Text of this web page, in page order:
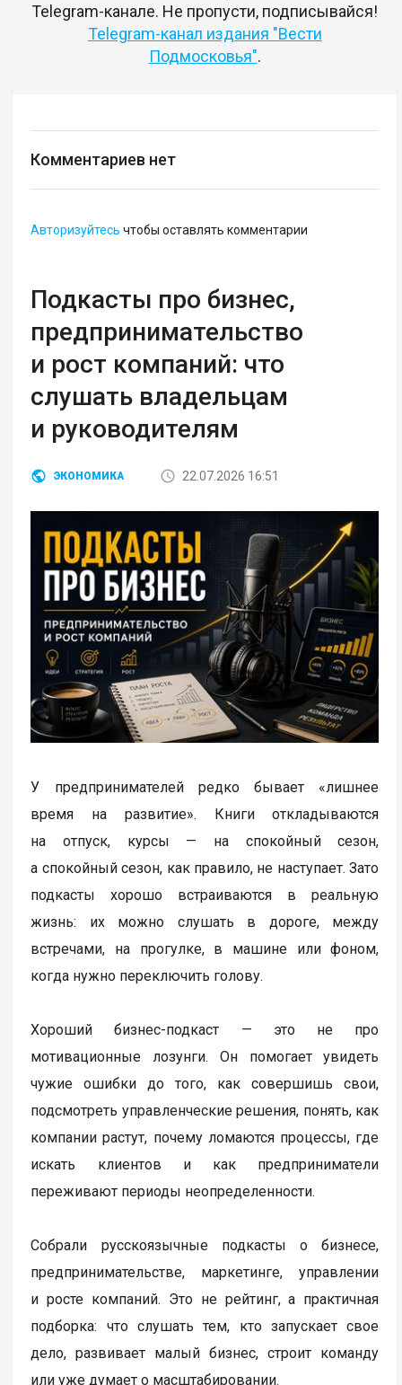
Telegram-канале. Не пропусти, подписывайся!
Telegram-канал издания "Вести
Подмосковья".
Комментариев нет
Авторизуйтесь чтобы оставлять комментарии
Подкасты про бизнес,
предпринимательство
и рост компаний: что
слушать владельцам
и руководителям
ЭКОНОМИКА 22.07.2026 16:51
У предпринимателей редко бывает «лишнее
время на развитие». Книги откладываются
на отпуск, курсы — на спокойный сезон,
а спокойный сезон, как правило, не наступает. Зато
подкасты хорошо встраиваются в реальную
жизнь: их можно слушать в дороге, между
встречами, на прогулке, в машине или фоном,
когда нужно переключить голову.
Хороший бизнес-подкаст — это не про
мотивационные лозунги. Он помогает увидеть
чужие ошибки до того, как совершишь свои,
подсмотреть управленческие решения, понять, как
компании растут, почему ломаются процессы, где
искать клиентов и как предприниматели
переживают периоды неопределенности.
Собрали русскоязычные подкасты о бизнесе,
предпринимательстве, маркетинге, управлении
и росте компаний. Это не рейтинг, а практичная
подборка: что слушать тем, кто запускает свое
дело, развивает малый бизнес, строит команду
или уже думает о масштабировании.